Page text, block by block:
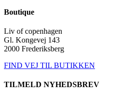
Boutique
Liv of copenhagen
Gl. Kongevej 143
2000 Frederiksberg
FIND VEJ TIL BUTIKKEN
TILMELD NYHEDSBREV